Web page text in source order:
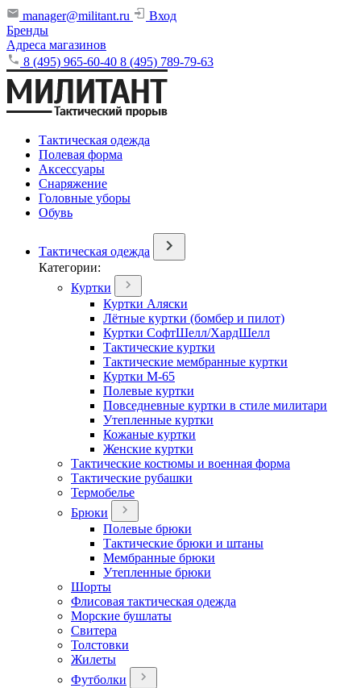
manager@militant.ru
Вход
Бренды
Адреса магазинов
8 (495) 965-60-40 8 (495) 789-79-63
Тактическая одежда
Полевая форма
Аксессуары
Снаряжение
Головные уборы
Обувь
Тактическая одежда
Категории:
Куртки
Куртки Аляски
Лётные куртки (бомбер и пилот)
Куртки СофтШелл/ХардШелл
Тактические куртки
Тактические мембранные куртки
Куртки М-65
Полевые куртки
Повседневные куртки в стиле милитари
Утепленные куртки
Кожаные куртки
Женские куртки
Тактические костюмы и военная форма
Тактические рубашки
Термобелье
Брюки
Полевые брюки
Тактические брюки и штаны
Мембранные брюки
Утепленные брюки
Шорты
Флисовая тактическая одежда
Морские бушлаты
Свитера
Толстовки
Жилеты
Футболки